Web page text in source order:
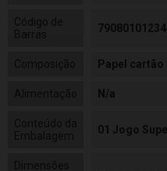
Código de
Barras
Papel cartão
N/a
01 Jogo